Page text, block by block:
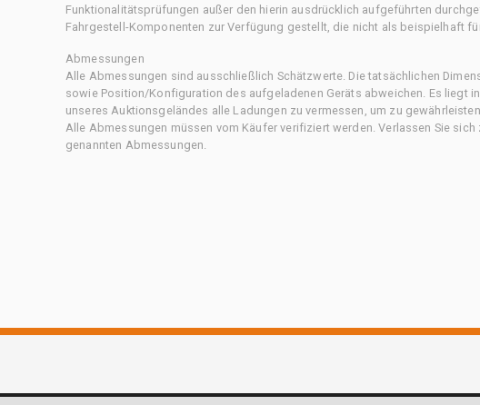
Funktionalitätsprüfungen außer den hierin ausdrücklich aufgeführten
Fahrgestell-Komponenten zur Verfügung gestellt, die nicht als beispielhaft
Abmessungen
Alle Abmessungen sind ausschließlich Schätzwerte. Die tatsächlichen
sowie Position/Konfiguration des aufgeladenen Geräts abweichen. Es liegt
unseres Auktionsgeländes alle Ladungen zu vermessen, um zu
Alle Abmessungen müssen vom Käufer verifiziert werden. Verlassen Sie
genannten Abmessungen.